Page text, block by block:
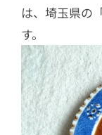
は、埼玉県の
す。